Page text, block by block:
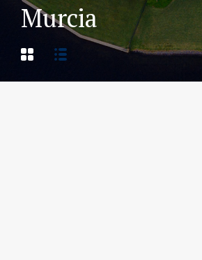
Murcia